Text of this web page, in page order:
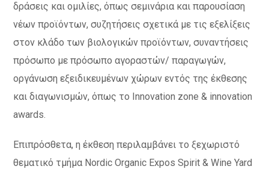
δράσεις και ομιλίες, όπως σεμινάρια και παρουσίαση
νέων προϊόντων, συζητήσεις σχετικά με τις εξελίξεις
στον κλάδο των βιολογικών προϊόντων, συναντήσεις
πρόσωπο με πρόσωπο αγοραστών/ παραγωγών,
οργάνωση εξειδικευμένων χώρων εντός της έκθεσης
και διαγωνισμών, όπως το Innovation zone & innovation
awards.
Επιπρόσθετα, η έκθεση περιλαμβάνει το ξεχωριστό
θεματικό τμήμα Nordic Organic Expos Spirit & Wine Yard